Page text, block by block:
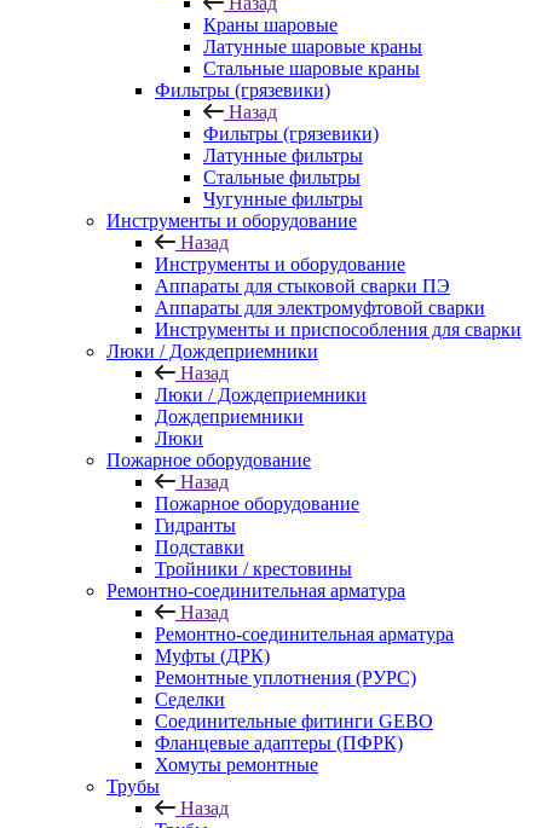
Краны шаровые
Латунные шаровые краны
Стальные шаровые краны
Фильтры (грязевики)
Назад
Фильтры (грязевики)
Латунные фильтры
Стальные фильтры
Чугунные фильтры
Инструменты и оборудование
Назад
Инструменты и оборудование
Аппараты для стыковой сварки ПЭ
Аппараты для электромуфтовой сварки
Инструменты и приспособления для сварки
Люки / Дождеприемники
Назад
Люки / Дождеприемники
Дождеприемники
Люки
Пожарное оборудование
Назад
Пожарное оборудование
Гидранты
Подставки
Тройники / крестовины
Ремонтно-соединительная арматура
Назад
Ремонтно-соединительная арматура
Муфты (ДРК)
Ремонтные уплотнения (РУРС)
Седелки
Соединительные фитинги GEBO
Фланцевые адаптеры (ПФРК)
Хомуты ремонтные
Трубы
Назад